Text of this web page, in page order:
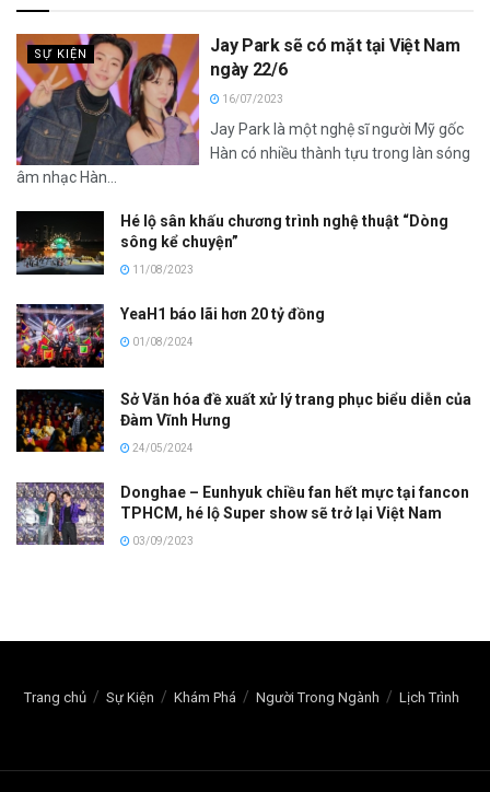
SỰ KIỆN
Jay Park sẽ có mặt tại Việt Nam
ngày 22/6
16/07/2023
Jay Park là một nghệ sĩ người Mỹ gốc
Hàn có nhiều thành tựu trong làn sóng
âm nhạc Hàn...
Hé lộ sân khấu chương trình nghệ thuật “Dòng
sông kể chuyện”
11/08/2023
YeaH1 báo lãi hơn 20 tỷ đồng
01/08/2024
Sở Văn hóa đề xuất xử lý trang phục biểu diễn của
Đàm Vĩnh Hưng
24/05/2024
Donghae – Eunhyuk chiều fan hết mực tại fancon
TPHCM, hé lộ Super show sẽ trở lại Việt Nam
03/09/2023
Trang chủ Sự Kiện Khám Phá Người Trong Ngành Lịch Trình